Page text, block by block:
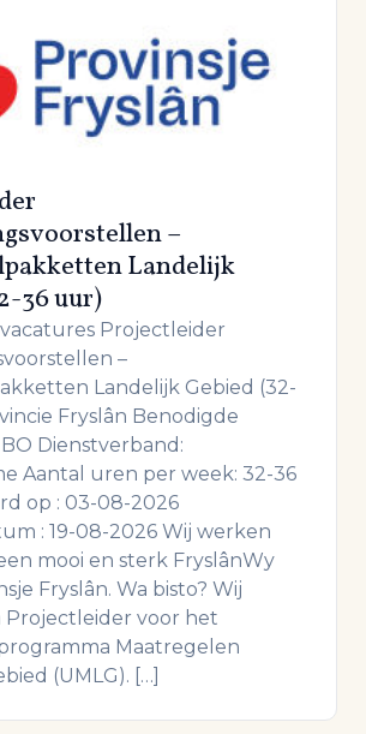
–
Landelijk
36 uur)
Projectleider
–
Landelijk Gebied (32-
Fryslân Benodigde
Dienstverband:
Aantal uren per week: 32-36
op : 03-08-2026
: 19-08-2026 Wij werken
mooi en sterk FryslânWy
Fryslân. Wa bisto? Wij
Projectleider voor het
Maatregelen
(UMLG). […]